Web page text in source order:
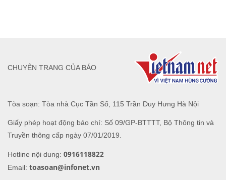
Tòa soạn: Tòa nhà Cục Tần Số, 115 Trần Duy Hưng Hà Nội
Giấy phép hoạt động báo chí: Số 09/GP-BTTTT, Bộ Thông tin và
Truyền thông cấp ngày 07/01/2019.
Hotline nội dung: 0916118822
Email: toasoan@infonet.vn
CHUYÊN TRANG CỦA BÁO